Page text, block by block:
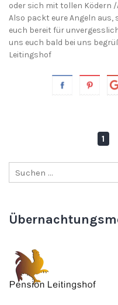
oder sich mit tollen Ködern
Also packt eure Angeln
euch bereit für
uns euch bald bei uns
Leitingshof
1